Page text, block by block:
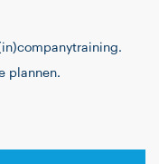
plannen.